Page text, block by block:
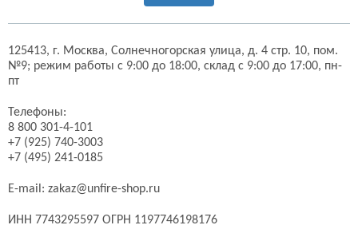
125413, г. Москва, Солнечногорская улица, д. 4 стр. 10, пом.
№9; режим работы с 9:00 до 18:00, склад с 9:00 до 17:00, пн-
пт
Телефоны:
8 800 301-4-101
+7 (925) 740-3003
+7 (495) 241-0185
E-mail: zakaz@unfire-shop.ru
ИНН 7743295597 ОГРН 1197746198176